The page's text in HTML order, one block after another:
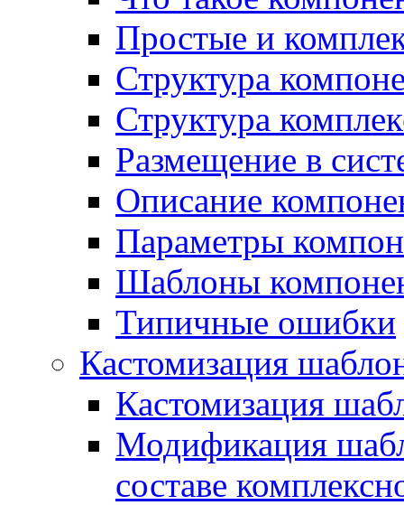
Простые и
Структура
Структура
Размещение в
Описание
Параметры
Шаблоны
Типичные ошибки
Кастомизация
Кастомизация
Модификация
составе